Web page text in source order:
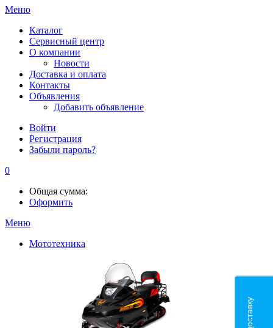
Меню
Каталог
Сервисный центр
О компании
Новости
Доставка и оплата
Контакты
Объявления
Добавить объявление
Войти
Регистрация
Забыли пароль?
0
Общая сумма:
Оформить
Меню
Мототехника